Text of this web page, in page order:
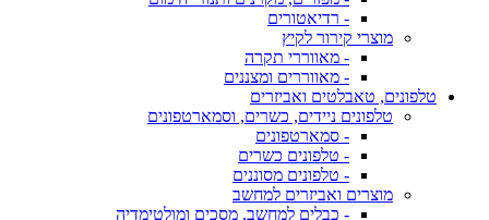
- רדיאטורים
מוצרי קירור לקיץ
- מאווררי תקרה
- מאווררים ומצננים
טלפונים, טאבלטים ואביזרים
טלפונים ניידים, כשרים, וסמארטפונים
- סמארטפונים
- טלפונים כשרים
- טלפונים מסוננים
מוצרים ואביזרים למחשב
- כבלים למחשב, מסכים ומולטימדיה